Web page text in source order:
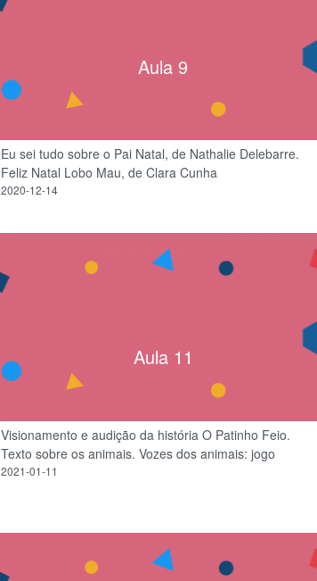
Aula 9
Eu sei tudo sobre o Pai Natal, de Nathalie Delebarre.
Feliz Natal Lobo Mau, de Clara Cunha
2020-12-14
Aula 11
Visionamento e audição da história O Patinho Feio.
Texto sobre os animais. Vozes dos animais: jogo
2021-01-11